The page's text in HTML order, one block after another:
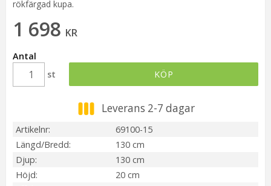
rökfärgad kupa.
1 698 KR
Antal
st
KÖP
Leverans 2-7 dagar
Artikelnr
69100-15
Längd/Bredd
130 cm
Djup
130 cm
Höjd
20 cm